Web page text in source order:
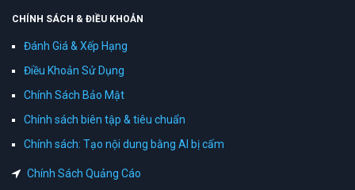
CHÍNH SÁCH & ĐIỀU KHOẢN
Đánh Giá & Xếp Hạng
Điều Khoản Sử Dụng
Chính Sách Bảo Mật
Chính sách biên tập & tiêu chuẩn
Chính sách: Tạo nội dung bằng AI bị cấm
Chính Sách Quảng Cáo